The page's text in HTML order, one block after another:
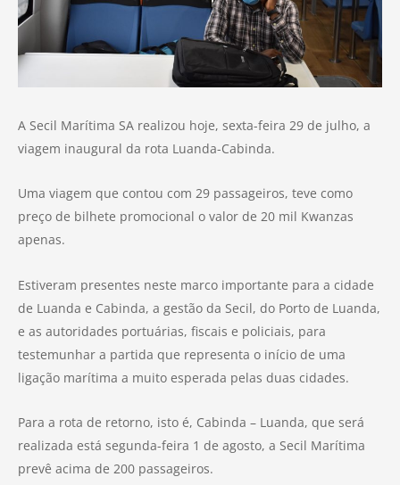
A Secil Marítima SA realizou hoje, sexta-feira 29 de julho, a
viagem inaugural da rota Luanda-Cabinda.
Uma viagem que contou com 29 passageiros, teve como
preço de bilhete promocional o valor de 20 mil Kwanzas
apenas.
Estiveram presentes neste marco importante para a cidade
de Luanda e Cabinda, a gestão da Secil, do Porto de Luanda,
e as autoridades portuárias, fiscais e policiais, para
testemunhar a partida que representa o início de uma
ligação marítima a muito esperada pelas duas cidades.
Para a rota de retorno, isto é, Cabinda – Luanda, que será
realizada está segunda-feira 1 de agosto, a Secil Marítima
prevê acima de 200 passageiros.